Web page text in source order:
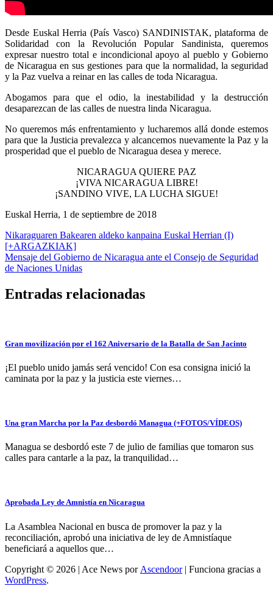
Desde Euskal Herria (País Vasco) SANDINISTAK, plataforma de
Solidaridad con la Revolución Popular Sandinista, queremos
expresar nuestro total e incondicional apoyo al pueblo y Gobierno
de Nicaragua en sus gestiones para que la normalidad, la seguridad
y la Paz vuelva a reinar en las calles de toda Nicaragua.
Abogamos para que el odio, la inestabilidad y la destrucción
desaparezcan de las calles de nuestra linda Nicaragua.
No queremos más enfrentamiento y lucharemos allá donde estemos
para que la Justicia prevalezca y alcancemos nuevamente la Paz y la
prosperidad que el pueblo de Nicaragua desea y merece.
NICARAGUA QUIERE PAZ
¡VIVA NICARAGUA LIBRE!
¡SANDINO VIVE, LA LUCHA SIGUE!
Euskal Herria, 1 de septiembre de 2018
Navegación
de
entradas
Nikaraguaren Bakearen aldeko kanpaina Euskal Herrian (I)
[+ARGAZKIAK]
Mensaje del Gobierno de Nicaragua ante el Consejo de Seguridad
de Naciones Unidas
Entradas relacionadas
Gran movilización por el 162 Aniversario de la Batalla de San Jacinto
¡El pueblo unido jamás será vencido! Con esa consigna inició la
caminata por la paz y la justicia este viernes…
Una gran Marcha por la Paz desbordó Managua (+FOTOS/VÍDEOS)
Managua se desbordó este 7 de julio de familias que tomaron sus
calles para cantarle a la paz, la tranquilidad…
Aprobada Ley de Amnistía en Nicaragua
La Asamblea Nacional en busca de promover la paz y la
reconciliación, aprobó una iniciativa de ley de Amnistíaque
beneficiará a aquellos que…
Copyright © 2026 | Ace News por Ascendoor| Funciona gracias a
WordPress.